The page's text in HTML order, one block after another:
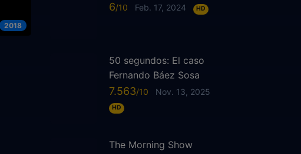
2018
6 Feb. 17, 2024 HD
50 segundos: El caso
Fernando Báez Sosa
7.563 Nov. 13, 2025
HD
The Morning Show